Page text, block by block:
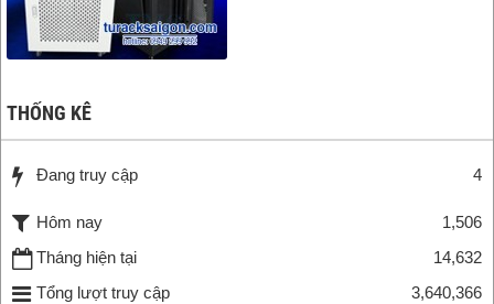
THỐNG KÊ
Đang truy cập 4
Hôm nay
1,506
Tháng hiện tại
14,632
Tổng lượt truy cập
3,640,366